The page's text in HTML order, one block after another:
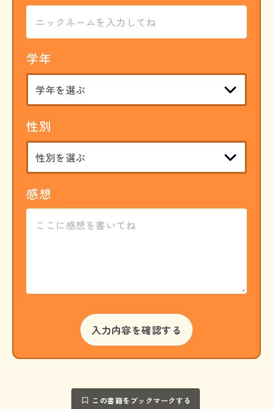
学年
性別
感想
この書籍をブックマークする